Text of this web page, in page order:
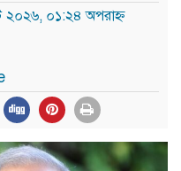
২০২৬, ০১:২৪ অপরাহ্ন